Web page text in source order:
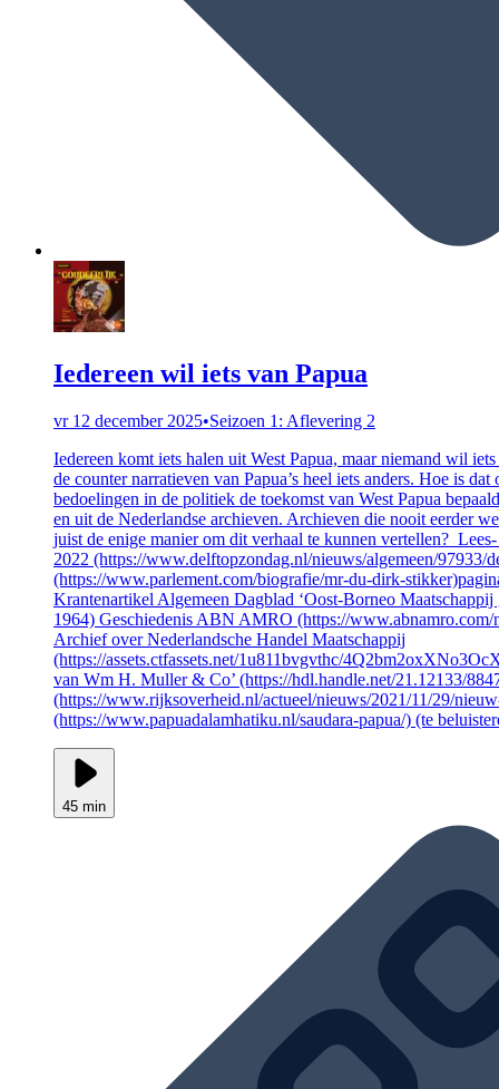
Iedereen wil iets van Papua
vr 12 december 2025•Seizoen 1: Aflevering 2
Iedereen komt iets halen uit West Papua, maar niemand wil
de counter narratieven van Papua’s heel iets anders. Hoe is
bedoelingen in de politiek de toekomst van West Papua
en uit de Nederlandse archieven. Archieven die nooit eerder
juist de enige manier om dit verhaal te kunnen vertellen?
2022 (https://www.delftopzondag.nl/nieuws/algemeen/97933/
(https://www.parlement.com/biografie/mr-du-dirk-
Krantenartikel Algemeen Dagblad ‘Oost-Borneo
1964) Geschiedenis ABN AMRO (https://
Archief over Nederlandsche Handel Maatschappij
(https://assets.ctfassets.net/1u811bvgvthc/
van Wm H. Muller & Co’ (https://hdl.handle.net/21.12133/
(https://www.rijksoverheid.nl/actueel/nieuws/2021/11/29/
(https://www.papuadalamhatiku.nl/saudara-papua/) (te
45 min